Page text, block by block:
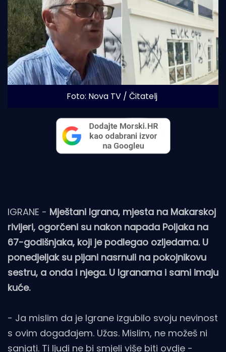
Foto: Nova TV / Čitatelj
IGRANE - Mještani Igrana, mjesta na Makarskoj
rivijeri, ogorčeni su nakon napada Poljaka na
67-godišnjaka, koji je podlegao ozljedama. U
ponedjeljak su pijani nasrnuli na pokojnikovu
sestru, a onda i njega. U Igranama i sami imaju
kuće.
- Ja mislim da je Igrane izgubilo svoju nevinost
s ovim događajem. Užas. Mislim, ne možeš ni
sanjati. Ti ljudi ne bi smjeli više biti ovdje -